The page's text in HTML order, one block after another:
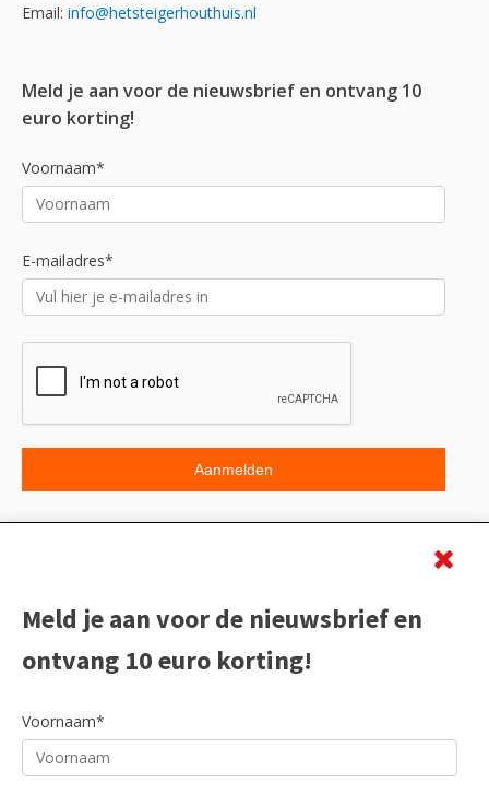
Email: info@hetsteigerhouthuis.nl
Meld je aan voor de nieuwsbrief en ontvang 10
euro korting!
Voornaam*
E-mailadres*
Meld je aan voor de nieuwsbrief en
ontvang 10 euro korting!
Voornaam*